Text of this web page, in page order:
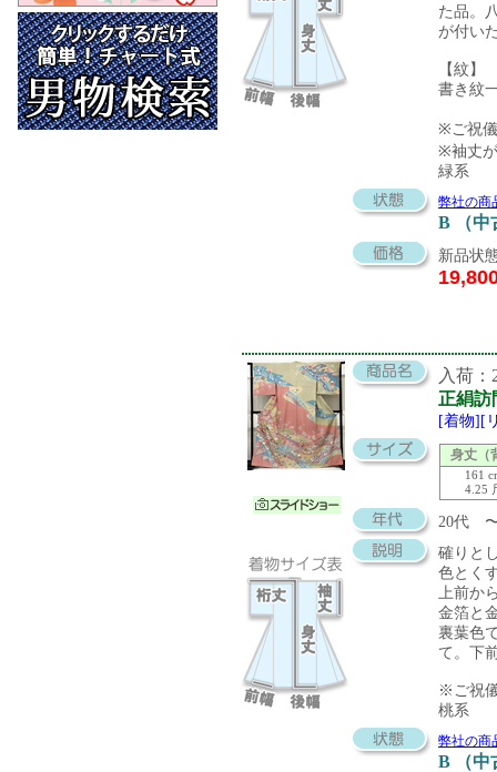
た品。
が付い
【紋】
書き紋
※ご祝
※袖丈
緑系
弊社の商
B （中
新品状
入荷：
正絹訪
[着物][
身丈（
161
4.25
20代
確りと
色とく
上前か
金箔と
裏葉色
て。下
※ご祝
桃系
弊社の商
B （中